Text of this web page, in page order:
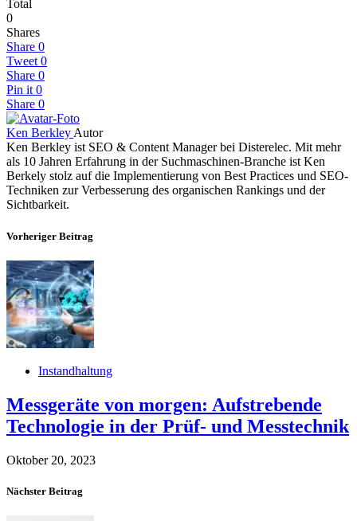
Total
0
Shares
Share 0
Tweet 0
Share 0
Pin it 0
Share 0
Ken BerkleyAutor
Ken Berkley ist SEO & Content Manager bei Disterelec. Mit mehr
als 10 Jahren Erfahrung in der Suchmaschinen-Branche ist Ken
Berkely stolz auf die Implementierung von Best Practices und SEO-
Techniken zur Verbesserung des organischen Rankings und der
Sichtbarkeit.
Vorheriger Beitrag
Instandhaltung
Messgeräte von morgen: Aufstrebende
Technologie in der Prüf- und Messtechnik
Oktober 20, 2023
Nächster Beitrag